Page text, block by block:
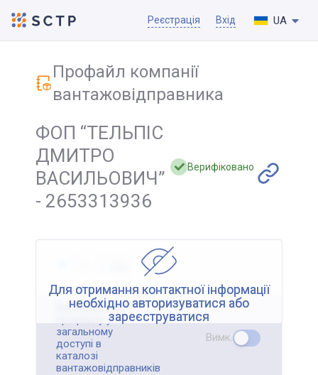
Реєстрація Вхід UA
Профайл компанії
вантажовідправника
ФОП “ТЕЛЬПІС
ДМИТРО
ВАСИЛЬОВИЧ”
- 2653313936
Верифіковано
Для отримання контактної інформації
необхідно авторизуватися або
зареєструватися
Відображення
профайлу у
загальному
доступі в
каталозі
вантажовідправників
Вимк.